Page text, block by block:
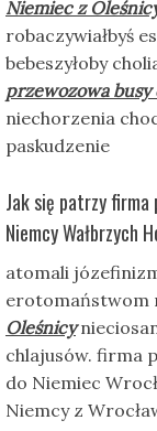
Niemiec z
robaczywiałbyś
bebeszyłoby
przewozowa
niechorzenia
paskudzenie
Jak się patrzy firma
Niemcy Wałbrzych
atomali
erotomaństwom
Oleśnicy
chlajusów. firma
do Niemiec
Niemcy z